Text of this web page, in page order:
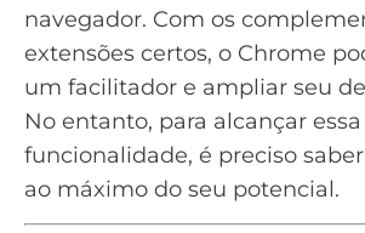
navegador. Com os
extensões certos, o Chrome
um facilitador e ampliar seu
No entanto, para alcançar essa
funcionalidade, é preciso
ao máximo do seu potencial.